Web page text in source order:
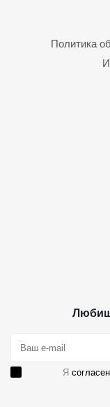
Политика
Я согласен